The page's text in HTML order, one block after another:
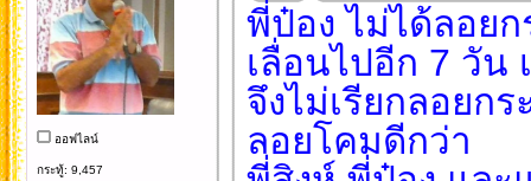
ออฟไลน์
กระทู้: 9,457
พี่ป๋อง ไม่ได้ลอย
เลื่อนไปอีก 7 วัน
จึงไม่เรียกลอยกร
ลอยโคมดีกว่า